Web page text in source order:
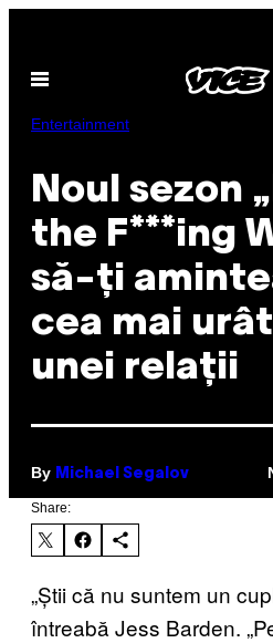
content
Open
Entertainment
Noul sezon
the F***ing
să-ți
cea mai
unei relații
By Michael Segalov
Share:
„Știi că nu suntem un
întreabă Jess Barden.